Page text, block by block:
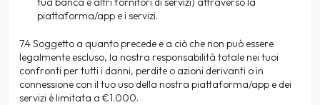
piattaforma/app e i servizi.
7.4 Soggetto a quanto precede e a ciò che non può essere
legalmente escluso, la nostra responsabilità totale nei tuoi
confronti per tutti i danni, perdite o azioni derivanti o in
connessione con il tuo uso della nostra piattaforma/app e dei
servizi è limitata a €1.000.